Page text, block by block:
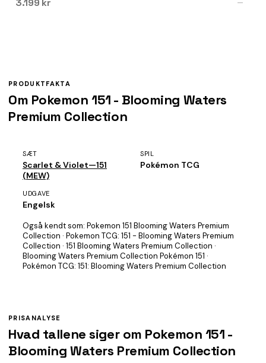
3.199 kr —
PRODUKTFAKTA
Om Pokemon 151 - Blooming Waters
Premium Collection
SÆT
Scarlet & Violet—151
(MEW)
SPIL
Pokémon TCG
UDGAVE
Engelsk
Også kendt som: Pokemon 151 Blooming Waters Premium
Collection · Pokemon TCG: 151 - Blooming Waters Premium
Collection · 151 Blooming Waters Premium Collection ·
Blooming Waters Premium Collection Pokémon 151 ·
Pokémon TCG: 151: Blooming Waters Premium Collection
PRISANALYSE
Hvad tallene siger om Pokemon 151 -
Blooming Waters Premium Collection